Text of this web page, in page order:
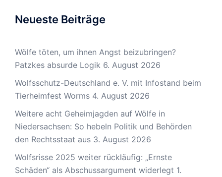
Neueste Beiträge
Wölfe töten, um ihnen Angst beizubringen?
Patzkes absurde Logik 6. August 2026
Wolfsschutz-Deutschland e. V. mit Infostand beim
Tierheimfest Worms 4. August 2026
Weitere acht Geheimjagden auf Wölfe in
Niedersachsen: So hebeln Politik und Behörden
den Rechtsstaat aus 3. August 2026
Wolfsrisse 2025 weiter rückläufig: „Ernste
Schäden“ als Abschussargument widerlegt 1.